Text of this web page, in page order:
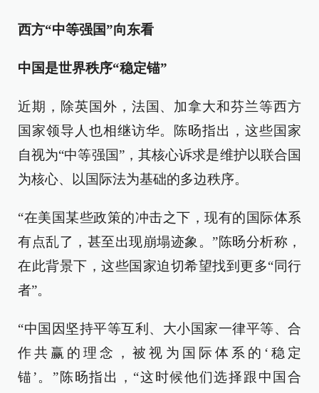
西方“中等强国”向东看
中国是世界秩序“稳定锚”
近期，除英国外，法国、加拿大和芬兰等西方
国家领导人也相继访华。陈旸指出，这些国家
自视为“中等强国”，其核心诉求是维护以联合国
为核心、以国际法为基础的多边秩序。
“在美国某些政策的冲击之下，现有的国际体系
有点乱了，甚至出现崩塌迹象。”陈旸分析称，
在此背景下，这些国家迫切希望找到更多“同行
者”。
“中国因坚持平等互利、大小国家一律平等、合
作共赢的理念，被视为国际体系的‘稳定
锚’。”陈旸指出，“这时候他们选择跟中国合